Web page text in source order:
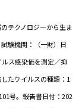
テクノロジーから生ま
験機関：（一財）日
ス感染価を測定／抑
たウイルスの種類：1
号。報告書日付：202